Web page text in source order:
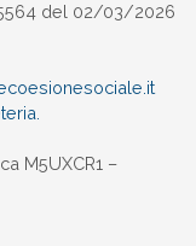
del 02/03/2026
M5UXCR1 –